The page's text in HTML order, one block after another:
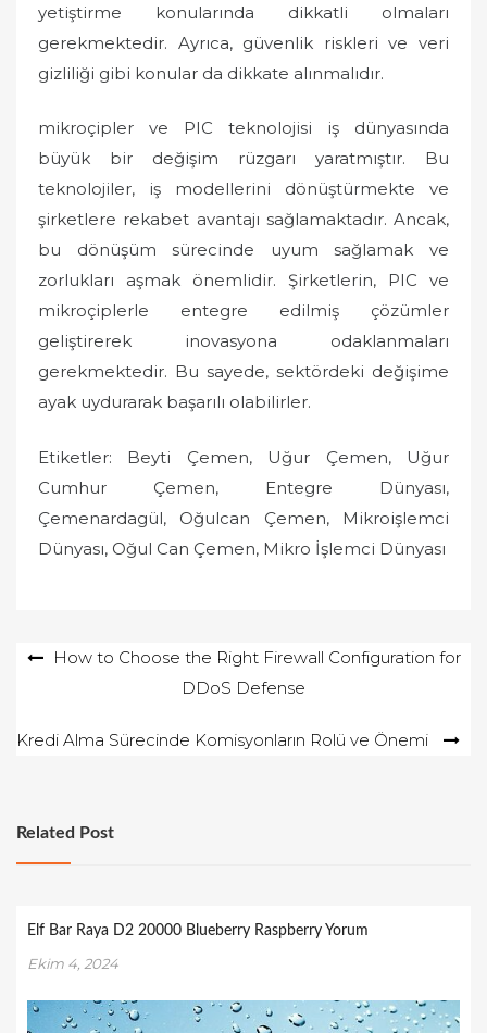
yetiştirme konularında dikkatli olmaları
gerekmektedir. Ayrıca, güvenlik riskleri ve veri
gizliliği gibi konular da dikkate alınmalıdır.
mikroçipler ve PIC teknolojisi iş dünyasında
büyük bir değişim rüzgarı yaratmıştır. Bu
teknolojiler, iş modellerini dönüştürmekte ve
şirketlere rekabet avantajı sağlamaktadır. Ancak,
bu dönüşüm sürecinde uyum sağlamak ve
zorlukları aşmak önemlidir. Şirketlerin, PIC ve
mikroçiplerle entegre edilmiş çözümler
geliştirerek inovasyona odaklanmaları
gerekmektedir. Bu sayede, sektördeki değişime
ayak uydurarak başarılı olabilirler.
Etiketler: Beyti Çemen, Uğur Çemen, Uğur
Cumhur Çemen, Entegre Dünyası,
Çemenardagül, Oğulcan Çemen, Mikroişlemci
Dünyası, Oğul Can Çemen, Mikro İşlemci Dünyası
YazıHow to Choose the Right Firewall Configuration for
DDoS Defense
Kredi Alma Sürecinde Komisyonların Rolü ve Önemi
Related Post
Elf Bar Raya D2 20000 Blueberry Raspberry Yorum
Ekim 4, 2024